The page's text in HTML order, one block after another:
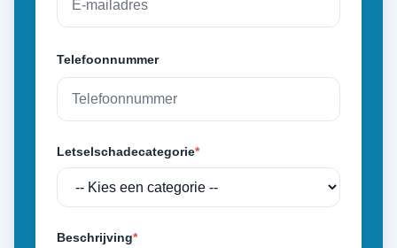
Telefoonnummer
Letselschadecategorie*
Beschrijving*